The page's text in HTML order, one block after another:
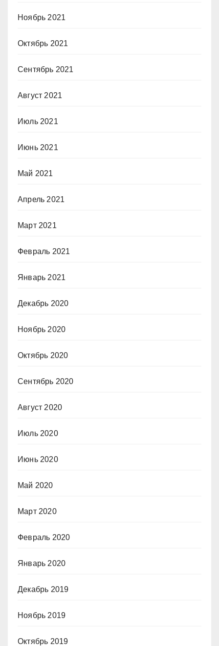
Ноябрь 2021
Октябрь 2021
Сентябрь 2021
Август 2021
Июль 2021
Июнь 2021
Май 2021
Апрель 2021
Март 2021
Февраль 2021
Январь 2021
Декабрь 2020
Ноябрь 2020
Октябрь 2020
Сентябрь 2020
Август 2020
Июль 2020
Июнь 2020
Май 2020
Март 2020
Февраль 2020
Январь 2020
Декабрь 2019
Ноябрь 2019
Октябрь 2019